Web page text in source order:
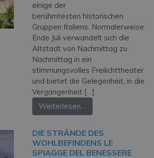
einige der
berühmtesten historischen
Gruppen Italiens. Normalerweise
Ende Juli verwandelt sich die
Altstadt von Nachmittag zu
Nachmittag in ein
stimmungsvolles Freilichttheater
und bietet die Gelegenheit, in die
Vergangenheit […]
Weiterlesen…
DIE STRÄNDE DES
WOHLBEFINDENS LE
SPIAGGE DEL BENESSERE